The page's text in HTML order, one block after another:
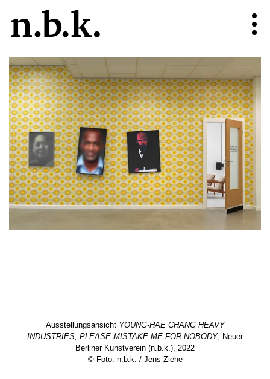
Ausstellungsansicht YOUNG-HAE CHANG HEAVY
INDUSTRIES, PLEASE MISTAKE ME FOR NOBODY, Neuer
Berliner Kunstverein (n.b.k.), 2022
© Foto: n.b.k. / Jens Ziehe